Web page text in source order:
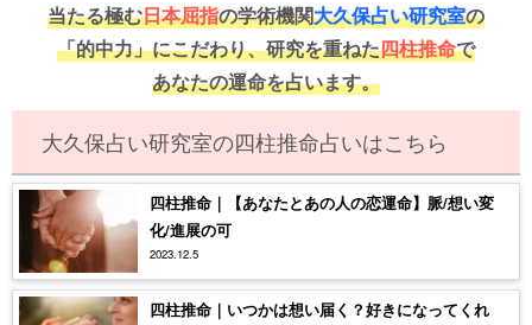
当たる極む日本屈指の学術機関大久保占い研究室の
「的中力」にこだわり、研究を重ねた四柱推命で
あなたの運命を占います。
大久保占い研究室の四柱推命占いはこちら
四柱推命｜【あなたとあの人の恋運命】脈/想い変
化/進展の可
2023.12.5
四柱推命｜いつかは想い届く？好きになってくれ